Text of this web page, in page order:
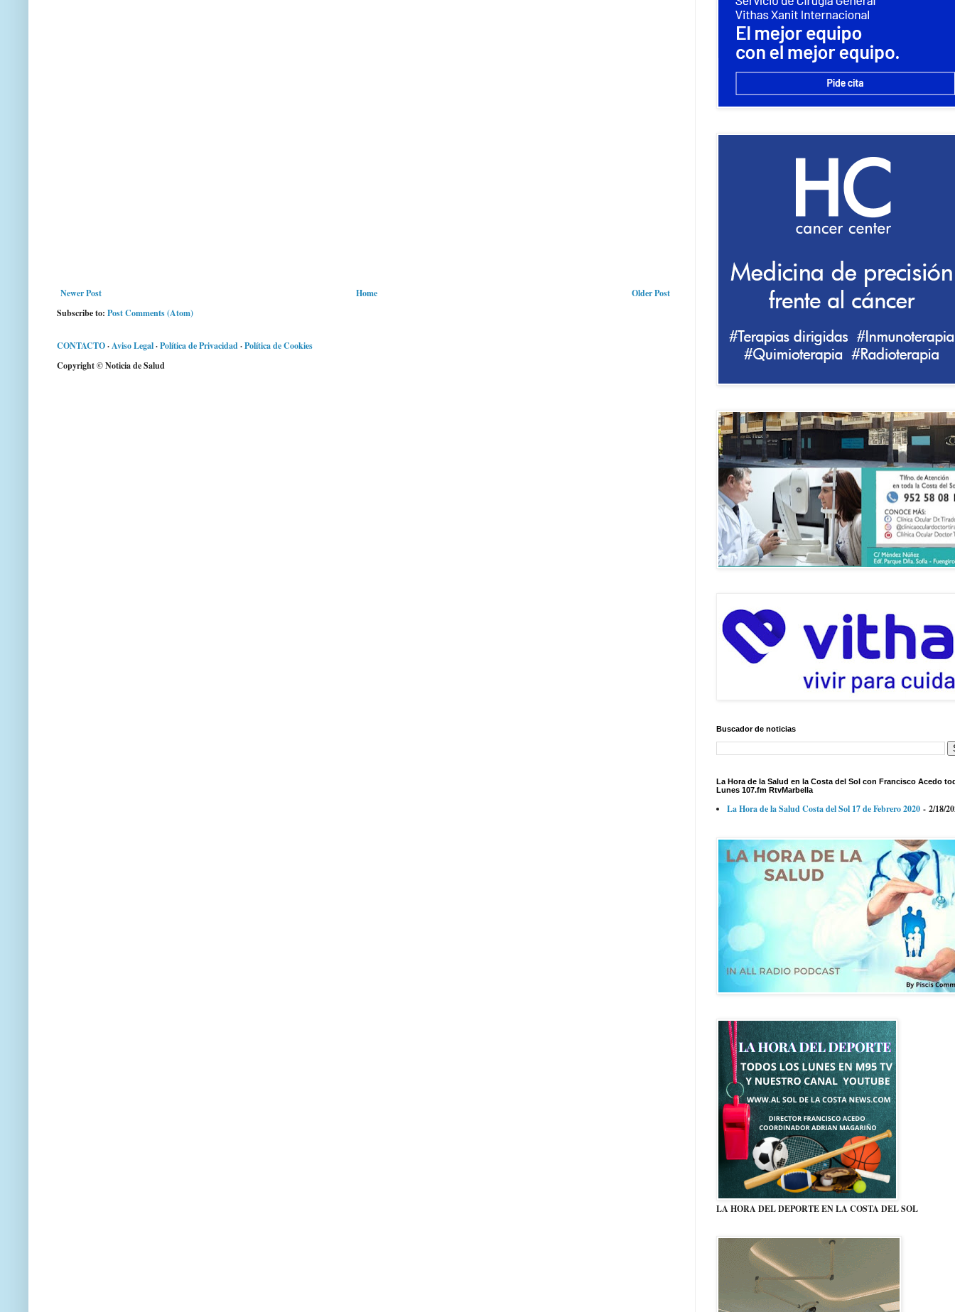
Newer Post Older Post
Home
Subscribe to: Post Comments (Atom)
CONTACTO·Aviso Legal·Política de Privacidad·Política de Cookies
Copyright © Noticia de Salud
Buscador de noticias
La Hora de la Salud en la Costa del Sol con Francisco Acedo
Lunes 107.fm RtvMarbella
La Hora de la Salud Costa del Sol 17 de Febrero 2020 - 2/18/
LA HORA DEL DEPORTE EN LA COSTA DEL SOL